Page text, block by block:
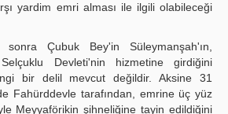
yardim emri alması ile ilgili olabileceği
Çubuk Bey'in Süleymanşah'ın,
Devleti'nin hizmetine girdiğini
bir delil mevcut değildir. Aksine 31
Fahürddevle tarafından, emrine üç yüz
Meyyaförikin şihneliğine tayin edildiğini